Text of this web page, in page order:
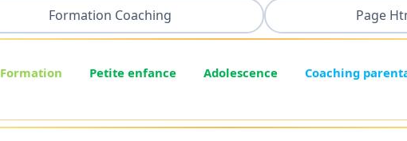
Formation Coaching Page
Formation Petite enfance Adolescence Coaching